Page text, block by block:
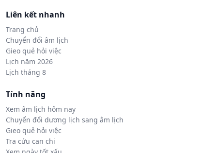
Liên kết nhanh
Trang chủ
Chuyển đổi âm lịch
Gieo quẻ hỏi việc
Lịch năm 2026
Lịch tháng 8
Tính năng
Xem âm lịch hôm nay
Chuyển đổi dương lịch sang âm lịch
Gieo quẻ hỏi việc
Tra cứu can chi